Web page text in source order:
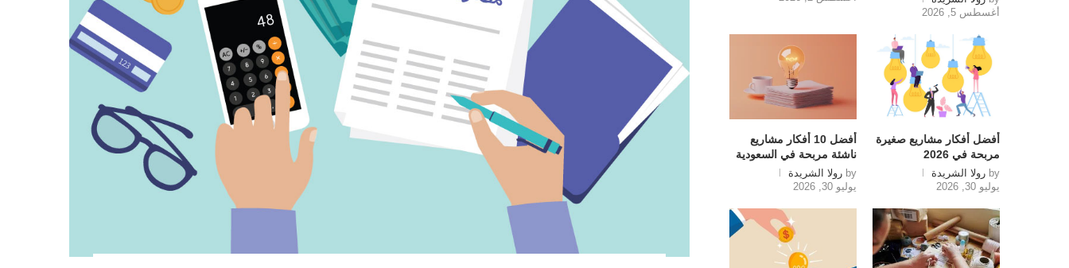
أغسطس 5, 2026
أفضل أفكار مشاريع صغيرة
مربحة في 2026
by رولا الشريدة
يوليو 30, 2026
أفضل 10 أفكار مشاريع
ناشئة مربحة في السعودية
by رولا الشريدة
يوليو 30, 2026